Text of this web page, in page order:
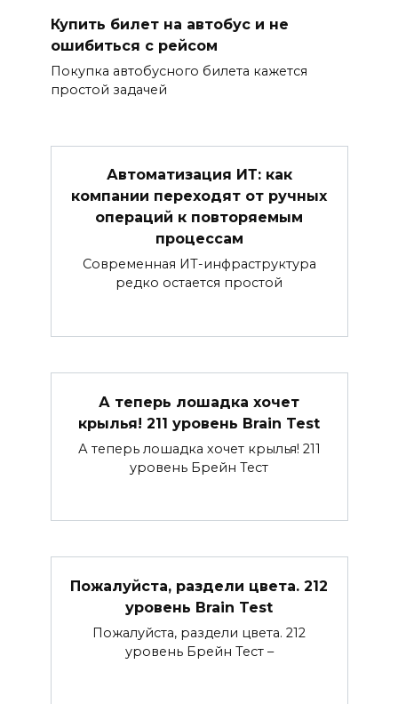
Купить билет на автобус и не
ошибиться с рейсом
Покупка автобусного билета кажется
простой задачей
Автоматизация ИТ: как
компании переходят от ручных
операций к повторяемым
процессам
Современная ИТ-инфраструктура
редко остается простой
А теперь лошадка хочет
крылья! 211 уровень Brain Test
А теперь лошадка хочет крылья! 211
уровень Брейн Тест
Пожалуйста, раздели цвета. 212
уровень Brain Test
Пожалуйста, раздели цвета. 212
уровень Брейн Тест –